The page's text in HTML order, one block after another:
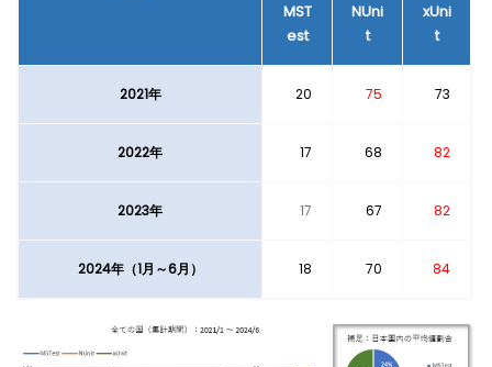
MST
est
NUni
t
xUni
t
2021年 20 75 73
2022年 17 68 82
2023年 17 67 82
2024年（1月～6月） 18 70 84